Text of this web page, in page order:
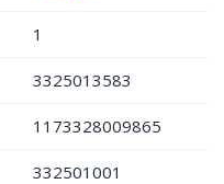
1
3325013583
1173328009865
332501001